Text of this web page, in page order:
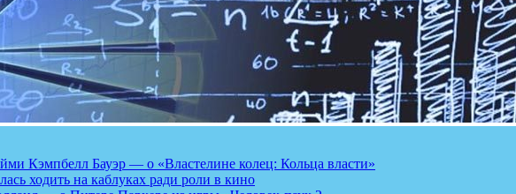
Кэмпбелл Бауэр — о «Властелине колец: Кольца власти»
ходить на каблуках ради роли в кино